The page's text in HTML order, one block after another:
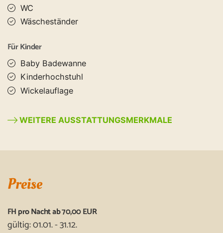
WC
Wäscheständer
Für Kinder
Baby Badewanne
Kinderhochstuhl
Wickelauflage
WEITERE AUSSTATTUNGSMERKMALE
Preise
FH pro Nacht ab 70,00 EUR
gültig: 01.01. - 31.12.